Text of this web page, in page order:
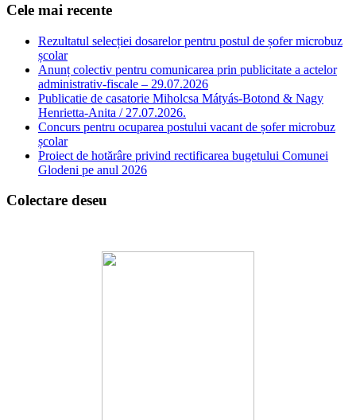
Cele mai recente
Rezultatul selecției dosarelor pentru postul de șofer microbuz
școlar
Anunț colectiv pentru comunicarea prin publicitate a actelor
administrativ-fiscale – 29.07.2026
Publicatie de casatorie Miholcsa Mátyás-Botond & Nagy
Henrietta-Anita / 27.07.2026.
Concurs pentru ocuparea postului vacant de șofer microbuz
școlar
Proiect de hotărâre privind rectificarea bugetului Comunei
Glodeni pe anul 2026
Colectare deseu